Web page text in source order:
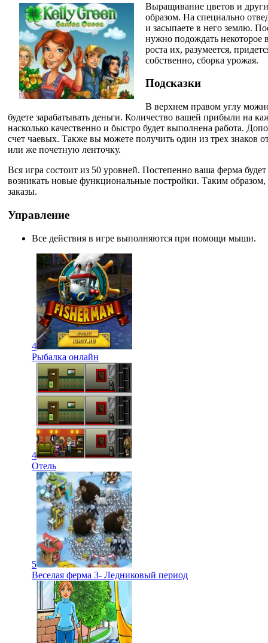
Выращивание цветов и
образом. На специально
и засыпаете в него землю.
нужно подождать некоторое
роста их, разумеется,
собственно, сборка урожая.
Подсказки
В верхнем правом углу
будете зарабатывать деньги. Количество вашей прибыли на
насколько качественно и быстро будет выполнена работа.
счет чаевых. Также вы можете получить один из трех знаков
или же почетную ленточку.
Вся игра состоит из 50 уровней. Постепенно ваша ферма
возникать новые функциональные постройки. Таким
заказы.
Управление
Все действия в игре выполняются при помощи мыши.
4
Рыбалка онлайн
4
Отель
5
Веселая ферма 3- Ледниковый период